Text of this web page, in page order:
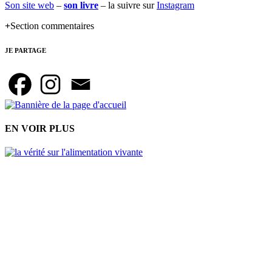
Son site web – son livre – la suivre surInstagram
Section commentaires
JE PARTAGE
EN VOIR PLUS